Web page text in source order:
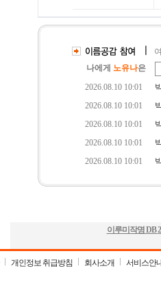
이루미작명 DB
개인정보 취급방침 회사소개 서비스안